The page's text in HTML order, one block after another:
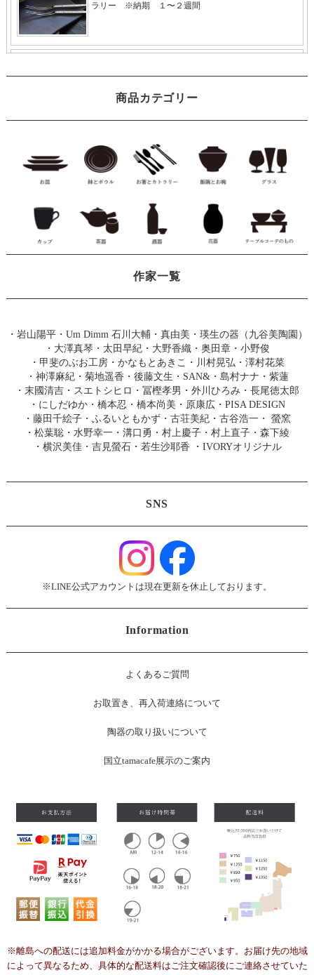
商品カテゴリー
作家一覧
・ 岩山陽平・ Um Dimm 石川大輔・真由美 ・ 瑛生の器（九谷美陶園）
・ 大澤真琴 ・ 太田早紀 ・ 大野香織 ・ 奥田章 ・ 小野俊
・ 甲斐のぶお工房 ・ かなもとあきこ ・ 川村晃弘 ・ 澤村花菜
・ 神澤麻紀・ 菊地遥香 ・ 後藤文生 ・ SAN& ・ 島村ナナ ・ 紫蓮
・ 末國清吉 ・ スエトシヒロ ・ 冨樫孝男 ・ 外川ひろみ ・ 長尾徳太郎
・ にしだゆか ・ 橋本忍 ・ 橋本尚美 ・ 原康広 ・ PISA DESIGN
・ 藤田千絵子 ・ ふるいともかず ・ 古荘美紀 ・ 古谷浩一 ・ 螢窯
・ 松葉聡 ・ 水野幸一 ・ 溝口勇 ・ 村上慶子 ・ 村上直子 ・ 森下綾
・ 横沢美佳・ 吉見螢石・ 若生沙耶香 ・ IVORYオリジナル
SNS
※LINE公式アカウントは現在更新を休止しております。
Information
よくあるご質問
お取置き、再入荷連絡について
陶器の取り扱いについて
国立tamacafe展示のご案内
※離島への配送には追加料金がかかる場合がございます。お届け先の地域
によって異なるため、具体的な配送料はご注文確認後にご連絡させていた